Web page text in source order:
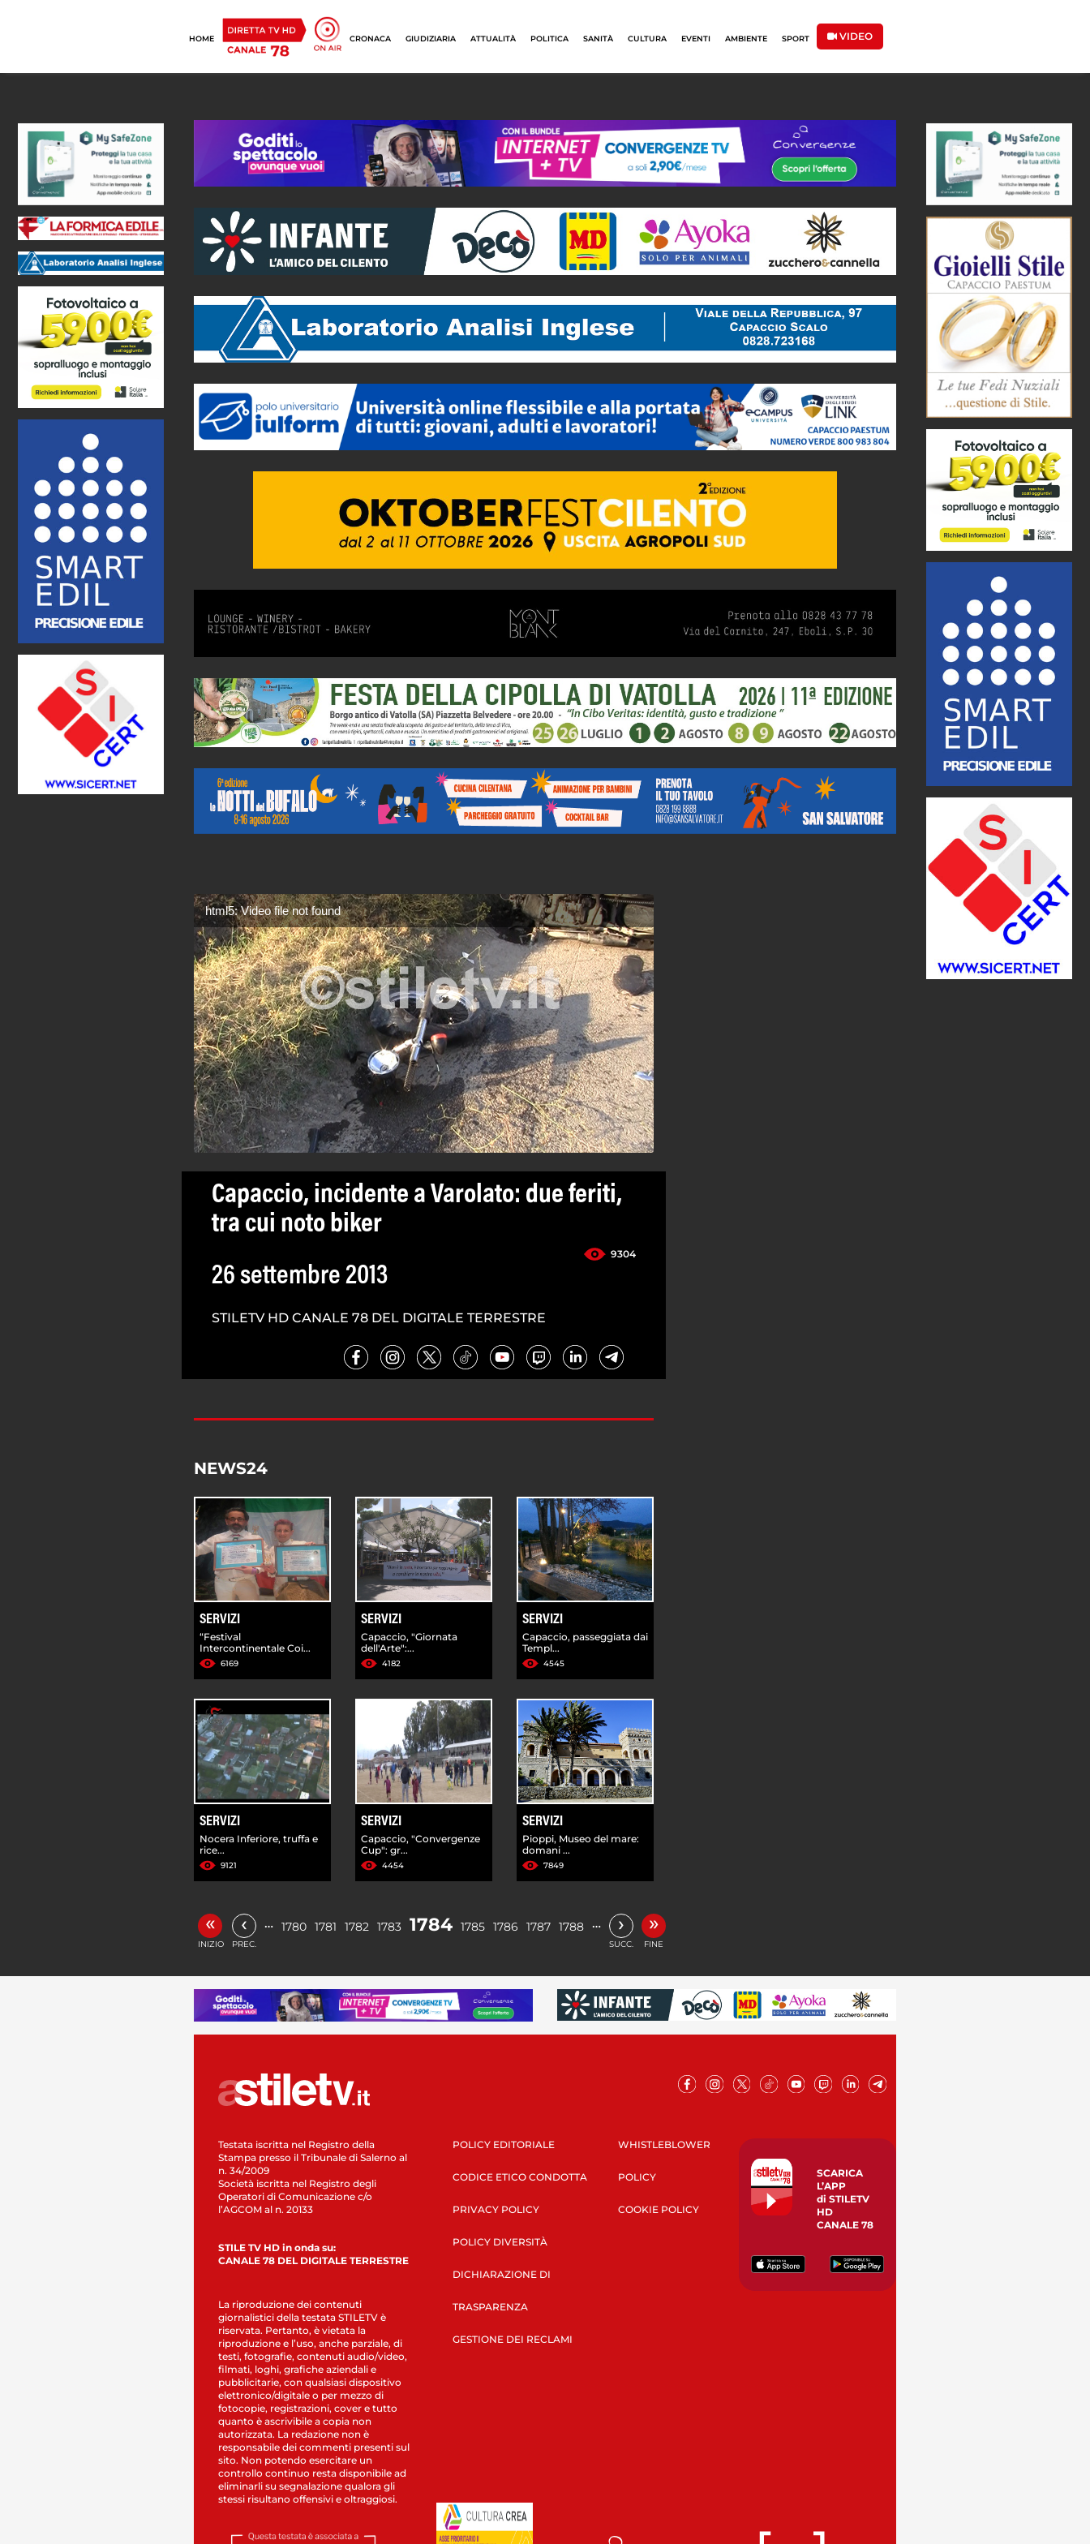
HOME CRONACA GIUDIZIARIA ATTUALITÀ POLITICA SANITÀ CULTURA EVENTI AMBIENTE SPORT VIDEO
html5: Video file not found
Capaccio, incidente a Varolato: due feriti,
tra cui noto biker
9304
26 settembre 2013
STILETV HD CANALE 78 DEL DIGITALE TERRESTRE
NEWS24
SERVIZI
“Festival
Intercontinentale Coi...
6169
SERVIZI
Capaccio, "Giornata
dell'Arte":...
4182
SERVIZI
Capaccio, passeggiata dai
Templ...
4545
SERVIZI
Nocera Inferiore, truffa e
rice...
9121
SERVIZI
Capaccio, "Convergenze
Cup": gr...
4454
SERVIZI
Pioppi, Museo del mare:
domani ...
7849
«
INIZIO
‹
PREC.
… 1780 1781 1782 1783 1784 1785 1786 1787 1788 … ›
SUCC.
»
FINE
Testata iscritta nel Registro della
Stampa presso il Tribunale di Salerno al
n. 34/2009
Società iscritta nel Registro degli
Operatori di Comunicazione c/o
l’AGCOM al n. 20133
STILE TV HD in onda su:
CANALE 78 DEL DIGITALE TERRESTRE
La riproduzione dei contenuti
giornalistici della testata STILETV è
riservata. Pertanto, è vietata la
riproduzione e l’uso, anche parziale, di
testi, fotografie, contenuti audio/video,
filmati, loghi, grafiche aziendali e
pubblicitarie, con qualsiasi dispositivo
elettronico/digitale o per mezzo di
fotocopie, registrazioni, cover e tutto
quanto è ascrivibile a copia non
autorizzata. La redazione non è
responsabile dei commenti presenti sul
sito. Non potendo esercitare un
controllo continuo resta disponibile ad
eliminarli su segnalazione qualora gli
stessi risultano offensivi e oltraggiosi.
POLICY EDITORIALE
CODICE ETICO CONDOTTA
PRIVACY POLICY
POLICY DIVERSITÀ
DICHIARAZIONE DI
TRASPARENZA
GESTIONE DEI RECLAMI
WHISTLEBLOWER
POLICY
COOKIE POLICY
SCARICA
L’APP
di STILETV
HD
CANALE 78